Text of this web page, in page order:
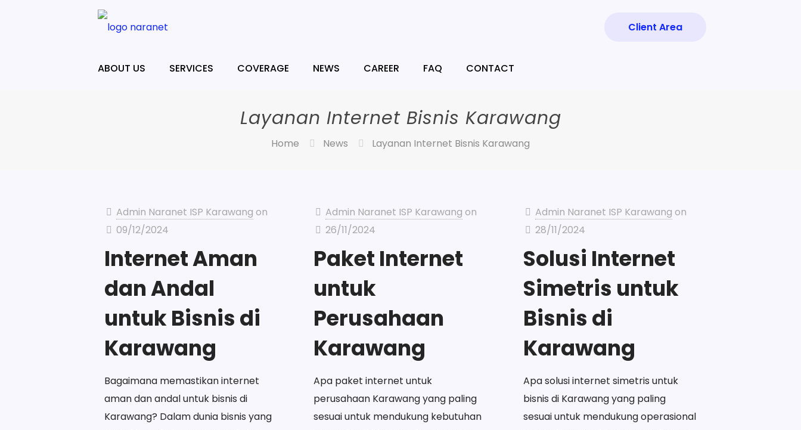
Client Area
ABOUT US SERVICES COVERAGE NEWS CAREER FAQ CONTACT
Layanan Internet Bisnis Karawang
Home News Layanan Internet Bisnis Karawang
Admin Naranet ISP Karawang on
09/12/2024
Internet Aman
dan Andal
untuk Bisnis di
Karawang
Bagaimana memastikan internet
aman dan andal untuk bisnis di
Karawang? Dalam dunia bisnis yang
Admin Naranet ISP Karawang on
26/11/2024
Paket Internet
untuk
Perusahaan
Karawang
Apa paket internet untuk
perusahaan Karawang yang paling
sesuai untuk mendukung kebutuhan
Admin Naranet ISP Karawang on
28/11/2024
Solusi Internet
Simetris untuk
Bisnis di
Karawang
Apa solusi internet simetris untuk
bisnis di Karawang yang paling
sesuai untuk mendukung operasional